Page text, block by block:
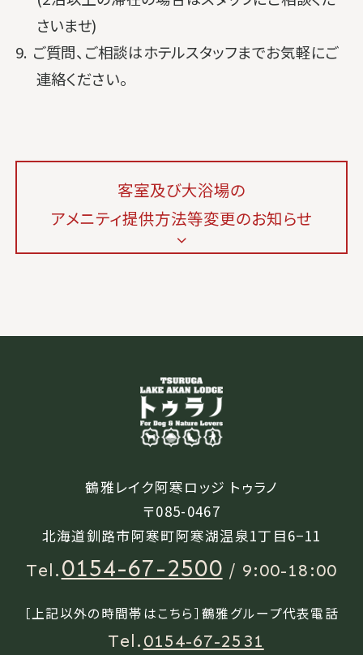
さいませ)
9. ご質問、ご相談はホテルスタッフまでお気軽にご
連絡ください。
客室及び大浴場の
アメニティ提供方法等変更のお知らせ
鶴雅レイク阿寒ロッジ トゥラノ
〒085-0467
北海道釧路市阿寒町阿寒湖温泉1丁目6−11
Tel.0154-67-2500 / 9:00-18:00
［上記以外の時間帯はこちら］鶴雅グループ代表電話
Tel.0154-67-2531